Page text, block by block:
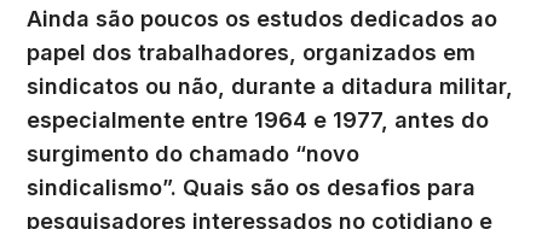
Ainda são poucos os estudos dedicados ao
papel dos trabalhadores, organizados em
sindicatos ou não, durante a ditadura militar,
especialmente entre 1964 e 1977, antes do
surgimento do chamado “novo
sindicalismo”. Quais são os desafios para
pesquisadores interessados no cotidiano e